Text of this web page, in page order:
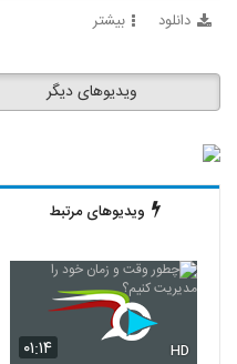
دانلود بیشتر
ویدیوهای دیگر
ویدیوهای مرتبط
۰۱:۱۴ HD